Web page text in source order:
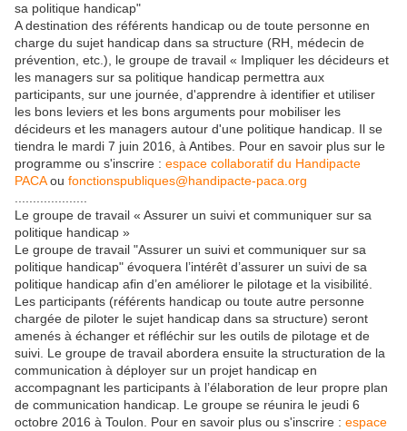
sa politique handicap"
A destination des référents handicap ou de toute personne en
charge du sujet handicap dans sa structure (RH, médecin de
prévention, etc.), le groupe de travail « Impliquer les décideurs et
les managers sur sa politique handicap permettra aux
participants, sur une journée, d'apprendre à identifier et utiliser
les bons leviers et les bons arguments pour mobiliser les
décideurs et les managers autour d'une politique handicap. Il se
tiendra le mardi 7 juin 2016, à Antibes. Pour en savoir plus sur le
programme ou s'inscrire : espace collaboratif du Handipacte
PACAou fonctionspubliques@handipacte-paca.org
Le groupe de travail « Assurer un suivi et communiquer sur sa
politique handicap »
Le groupe de travail "Assurer un suivi et communiquer sur sa
politique handicap" évoquera l’intérêt d’assurer un suivi de sa
politique handicap afin d’en améliorer le pilotage et la visibilité.
Les participants (référents handicap ou toute autre personne
chargée de piloter le sujet handicap dans sa structure) seront
amenés à échanger et réfléchir sur les outils de pilotage et de
suivi. Le groupe de travail abordera ensuite la structuration de la
communication à déployer sur un projet handicap en
accompagnant les participants à l’élaboration de leur propre plan
de communication handicap. Le groupe se réunira le jeudi 6
octobre 2016 à Toulon. Pour en savoir plus ou s'inscrire : espace